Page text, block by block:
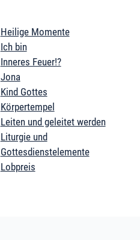
Heilige Momente
Ich bin
Inneres Feuer!?
Jona
Kind Gottes
Körpertempel
Leiten und geleitet werden
Liturgie und
Gottesdienstelemente
Lobpreis